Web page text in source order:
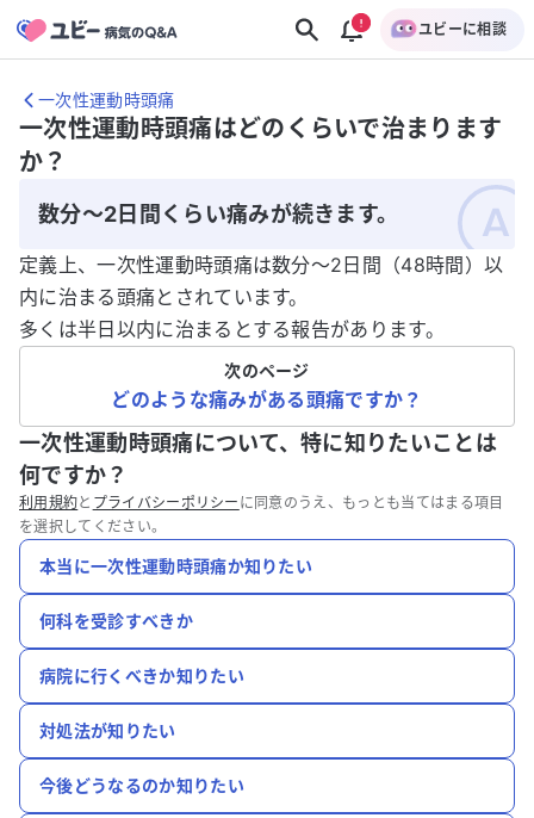
ユビーに相談
一次性運動時頭痛
一次性運動時頭痛はどのくらいで治まります
か？
数分～2日間くらい痛みが続きます。
定義上、一次性運動時頭痛は数分～2日間（48時間）以
内に治まる頭痛とされています。
多くは半日以内に治まるとする報告があります。
次のページ
どのような痛みがある頭痛ですか？
一次性運動時頭痛について、特に知りたいことは
何ですか？
利用規約と プライバシーポリシー に同意のうえ、もっとも当てはまる項目
を選択してください。
本当に一次性運動時頭痛か知りたい
何科を受診すべきか
病院に行くべきか知りたい
対処法が知りたい
今後どうなるのか知りたい